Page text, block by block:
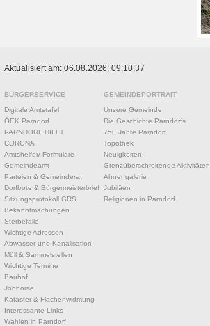
Aktualisiert am: 06.08.2026; 09:10:37
BÜRGERSERVICE
Digitale Amtstafel
ÖEK Parndorf
PARNDORF HILFT
CORONA
Amtshelfer/ Formulare
Gemeindeamt
Parteien & Gemeinderat
Dorfbote & Bürgermeisterbrief
Sitzungsprotokoll GRS
Bekanntmachungen
Sterbefälle
Wichtige Adressen
Abwasser und Kanalisation
Müll & Sammelstellen
Wichtige Termine
Bauhof
Jobbörse
Kataster & Flächenwidmung
Interessante Links
Wahlen in Parndorf
GEMEINDEPORTRAIT
Unsere Gemeinde
Die Geschichte Parndorfs
750 Jahre Parndorf
Topothek
Neuigkeiten
Grenzüberschreitende Aktivitäten
Ahnengalerie
Jubiläen
Religionen in Parndorf